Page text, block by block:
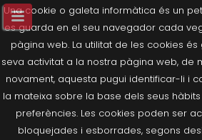
Una cookie o galeta informàtica és un
es guarda en el seu navegador cada
pàgina web. La utilitat de les cookies
seva activitat a la nostra pàgina web, de
novament, aquesta pugui identificar-li i
la mateixa sobre la base dels seus
preferències. Les cookies poden ser
bloquejades i esborrades, segons